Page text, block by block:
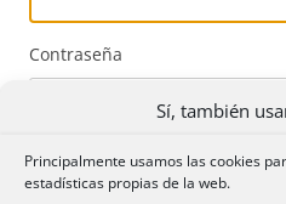
Sí, también
Principalmente usamos las cookies
estadísticas propias de la web.
Contraseña